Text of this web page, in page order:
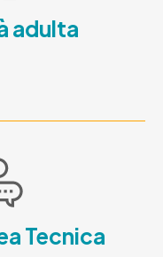
adulta
Tecnica